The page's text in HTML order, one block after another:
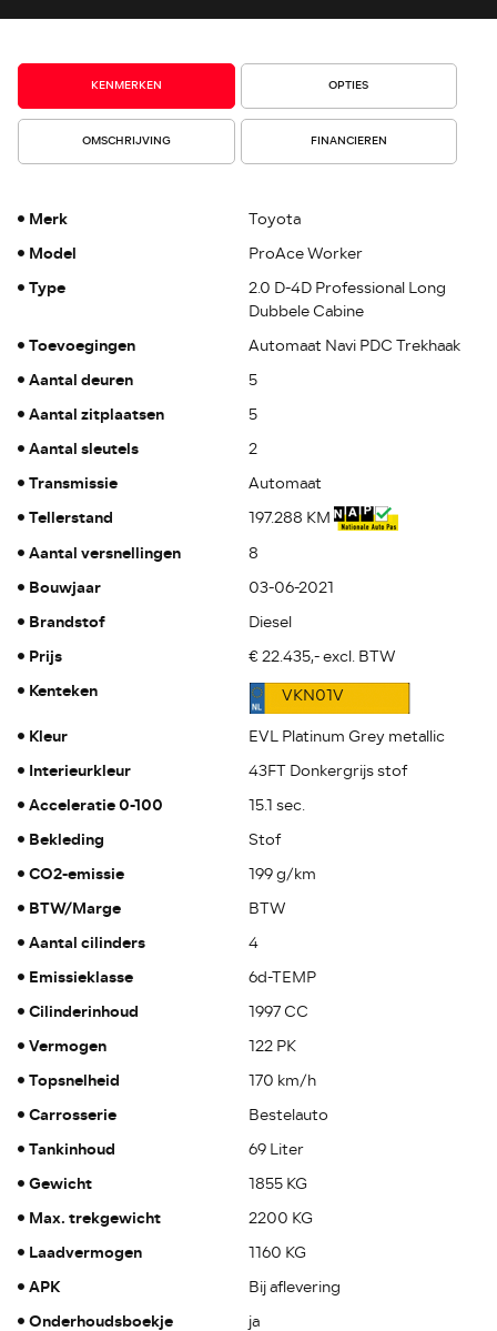
KENMERKEN OPTIES
OMSCHRIJVING FINANCIEREN
Merk Toyota
Model ProAce Worker
Type
2.0 D-4D Professional Long
Dubbele Cabine
Toevoegingen Automaat Navi PDC Trekhaak
Aantal deuren 5
Aantal zitplaatsen 5
Aantal sleutels 2
Transmissie Automaat
Tellerstand 197.288 KM
Aantal versnellingen 8
Bouwjaar 03-06-2021
Brandstof Diesel
Prijs € 22.435,- excl. BTW
Kenteken VKN01V
Kleur EVL Platinum Grey metallic
Interieurkleur 43FT Donkergrijs stof
Acceleratie 0-100 15.1 sec.
Bekleding Stof
CO2-emissie 199 g/km
BTW/Marge BTW
Aantal cilinders 4
Emissieklasse 6d-TEMP
Cilinderinhoud 1997 CC
Vermogen 122 PK
Topsnelheid 170 km/h
Carrosserie Bestelauto
Tankinhoud 69 Liter
Gewicht 1855 KG
Max. trekgewicht 2200 KG
Laadvermogen 1160 KG
APK Bij aflevering
Onderhoudsboekje ja